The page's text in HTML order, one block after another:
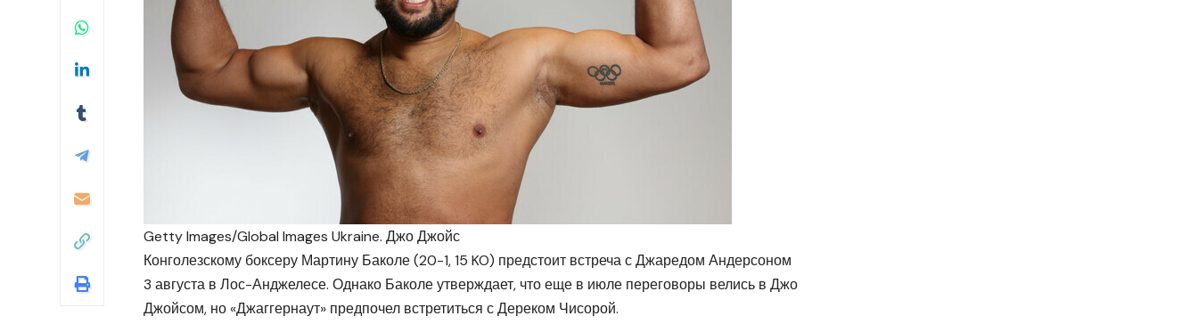
Getty Images/Global Images Ukraine. Джо Джойс
Конголезскому боксеру Мартину Баколе (20-1, 15 KO) предстоит встреча с Джаредом Андерсоном
3 августа в Лос-Анджелесе. Однако Баколе утверждает, что еще в июле переговоры велись в Джо
Джойсом, но «Джаггернаут» предпочел встретиться с Дереком Чисорой.